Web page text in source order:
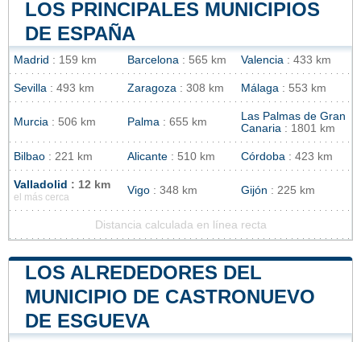
LOS PRINCIPALES MUNICIPIOS
DE ESPAÑA
Madrid : 159 km Barcelona : 565 km Valencia : 433 km
Sevilla : 493 km Zaragoza : 308 km Málaga : 553 km
Murcia : 506 km Palma : 655 km
Las Palmas de Gran
Canaria : 1801 km
Bilbao : 221 km Alicante : 510 km Córdoba : 423 km
Valladolid : 12 km
el más cerca
Vigo : 348 km Gijón : 225 km
Distancia calculada en línea recta
LOS ALREDEDORES DEL
MUNICIPIO DE CASTRONUEVO
DE ESGUEVA